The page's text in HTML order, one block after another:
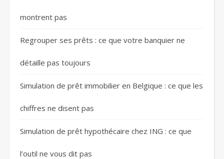
montrent pas
Regrouper ses prêts : ce que votre banquier ne
détaille pas toujours
Simulation de prêt immobilier en Belgique : ce que les
chiffres ne disent pas
Simulation de prêt hypothécaire chez ING : ce que
l’outil ne vous dit pas